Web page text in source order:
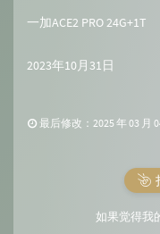
一加ACE2 PRO 24G+1T
2023年10月31日
最后修改：2025 年 03 月
如果觉得我